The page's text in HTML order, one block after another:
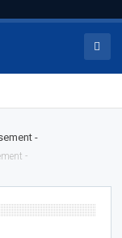
-